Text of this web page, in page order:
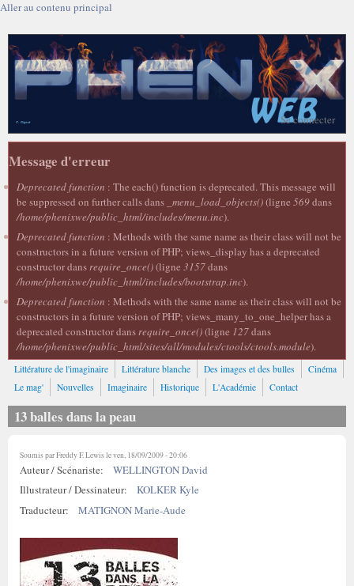
Aller au contenu principal
Se connecter
Message d'erreur
Deprecated function : The each() function is deprecated. This message will
be suppressed on further calls dans _menu_load_objects()(ligne 569dans
/home/phenixwe/public_html/includes/menu.inc).
Deprecated function : Methods with the same name as their class will not be
constructors in a future version of PHP; views_display has a deprecated
constructor dansrequire_once()(ligne 3157dans
/home/phenixwe/public_html/includes/bootstrap.inc).
Deprecated function : Methods with the same name as their class will not be
constructors in a future version of PHP; views_many_to_one_helper has a
deprecated constructor dansrequire_once()(ligne 127dans
/home/phenixwe/public_html/sites/all/modules/ctools/ctools.module).
Littérature de l'imaginaire Littérature blanche Des images et des bulles
Cinéma
Le mag'
Nouvelles Imaginaire Historique L'Académie Contact
13 balles dans la peau
Soumis parFreddy F. Lewisle ven, 18/09/2009 - 20:06
Auteur / Scénariste:
WELLINGTON David
Illustrateur / Dessinateur:
KOLKER Kyle
Traducteur:
MATIGNON Marie-Aude